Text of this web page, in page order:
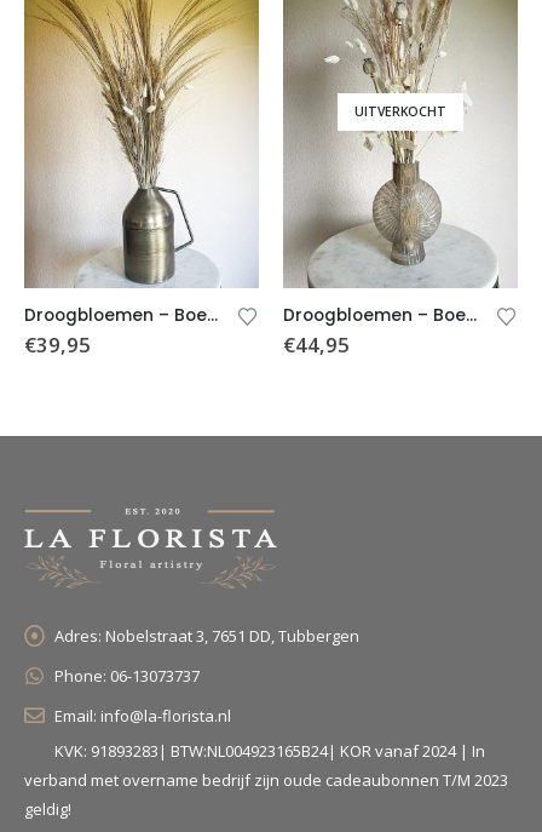
Droogbloemen – Boeket Margot (incl. vaas)
€39,95
UITVERKOCHT
Droogbloemen – Boeket madelief incl. schelpvaas
€44,95
Adres: Nobelstraat 3, 7651 DD, Tubbergen
Phone: 06-13073737
Email: info@la-florista.nl
KVK: 91893283| BTW:NL004923165B24| KOR vanaf 2024 | In
verband met overname bedrijf zijn oude cadeaubonnen T/M 2023
geldig!